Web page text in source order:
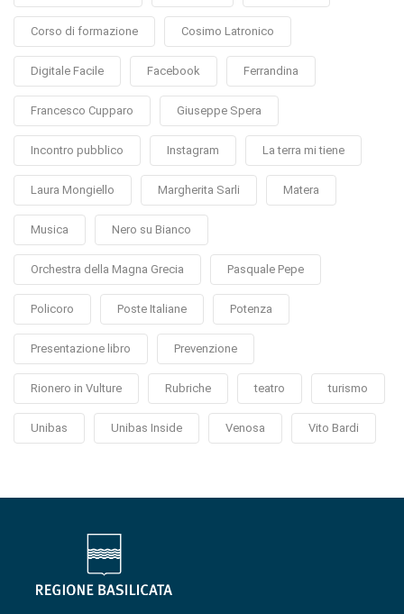
Corso di formazione Cosimo Latronico
Digitale Facile Facebook Ferrandina
Francesco Cupparo Giuseppe Spera
Incontro pubblico Instagram La terra mi tiene
Laura Mongiello Margherita Sarli Matera
Musica Nero su Bianco
Orchestra della Magna Grecia Pasquale Pepe
Policoro Poste Italiane Potenza
Presentazione libro Prevenzione
Rionero in Vulture Rubriche teatro turismo
Unibas Unibas Inside Venosa Vito Bardi